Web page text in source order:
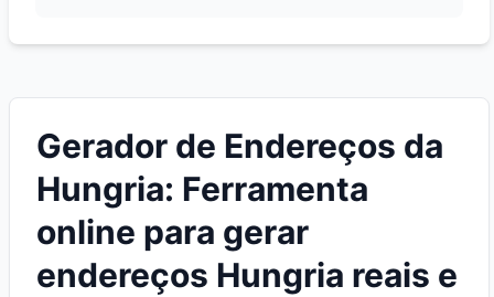
Gerador de Endereços da
Hungria: Ferramenta
online para gerar
endereços Hungria reais e